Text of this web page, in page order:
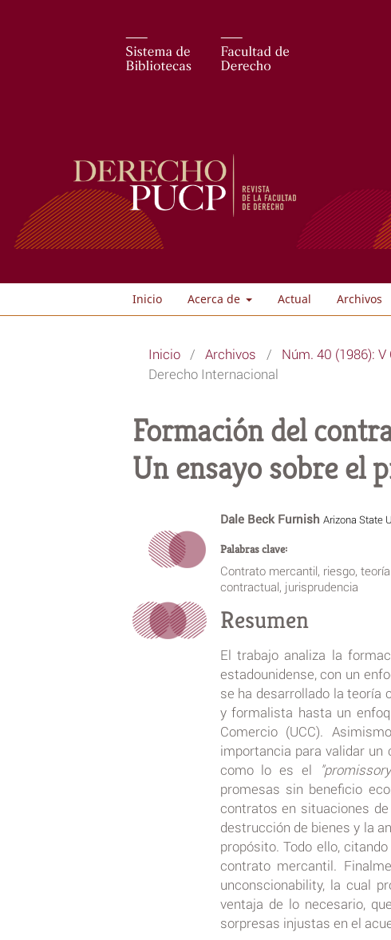
Inicio Acerca de Actual Archivos
Inicio / Archivos / Núm. 40 (1986):
Derecho Internacional
Formación del
Un ensayo sobre el
Dale Beck Furnish Arizona State
Palabras clave:
Contrato mercantil, riesgo,
contractual, jurisprudencia
Resumen
El trabajo analiza la
estadounidense, con un
se ha desarrollado la teoría
y formalista hasta un
Comercio (UCC).
importancia para validar un
como lo es el
promesas sin beneficio
contratos en situaciones
destrucción de bienes y la
propósito. Todo ello,
contrato mercantil.
unconscionability, la cual
ventaja de lo necesario,
sorpresas injustas en el